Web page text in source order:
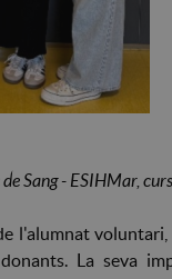
Sang - ESIHMar,
l'alumnat
La seva